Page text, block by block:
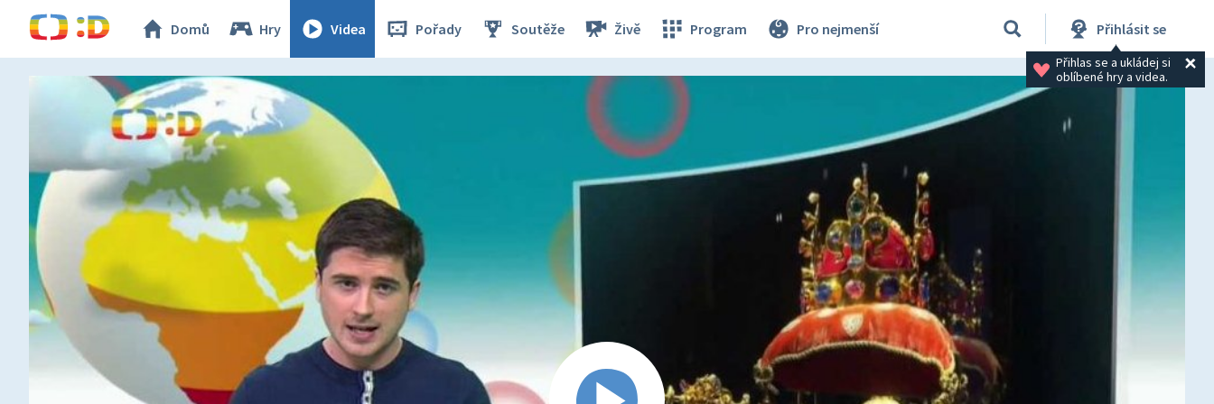
Domů Hry Videa Pořady Soutěže Živě Program Pro nejmenší Přihlásit se
Přihlas se a ukládej si
oblíbené hry a videa.